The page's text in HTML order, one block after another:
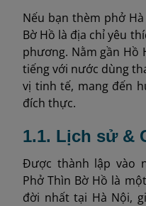
Nếu bạn thèm phở
Bờ Hồ là địa chỉ yêu
phương. Nằm gần Hồ
tiếng với nước dùng
vị tinh tế, mang đến
đích thực.
1.1. Lịch sử &
Được thành lập vào
Phở Thìn Bờ Hồ là
đời nhất tại Hà Nội,